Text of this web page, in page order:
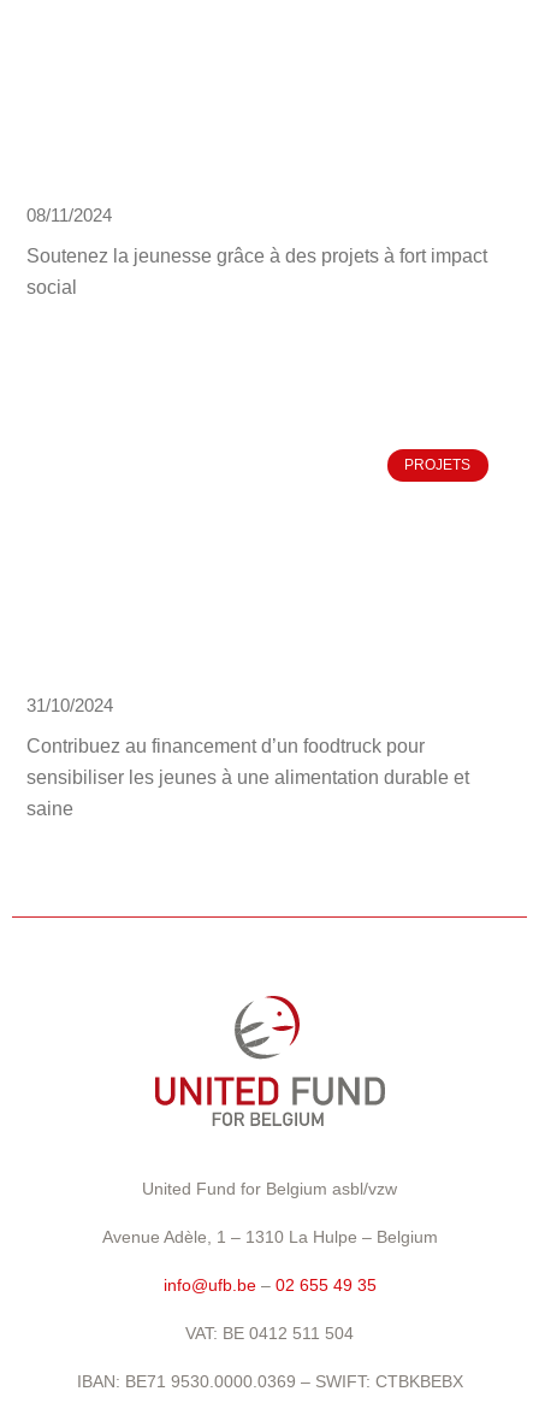
Soutenez la jeunesse grâce à des projets à fort impact
social
08/11/2024
PROJETS
Contribuez au financement d’un foodtruck pour
sensibiliser les jeunes à une alimentation durable et
saine
31/10/2024
United Fund for Belgium asbl/vzw
Avenue Adèle, 1 – 1310 La Hulpe – Belgium
info@ufb.be– 02 655 49 35
VAT: BE 0412 511 504
IBAN: BE71 9530.0000.0369 – SWIFT: CTBKBEBX